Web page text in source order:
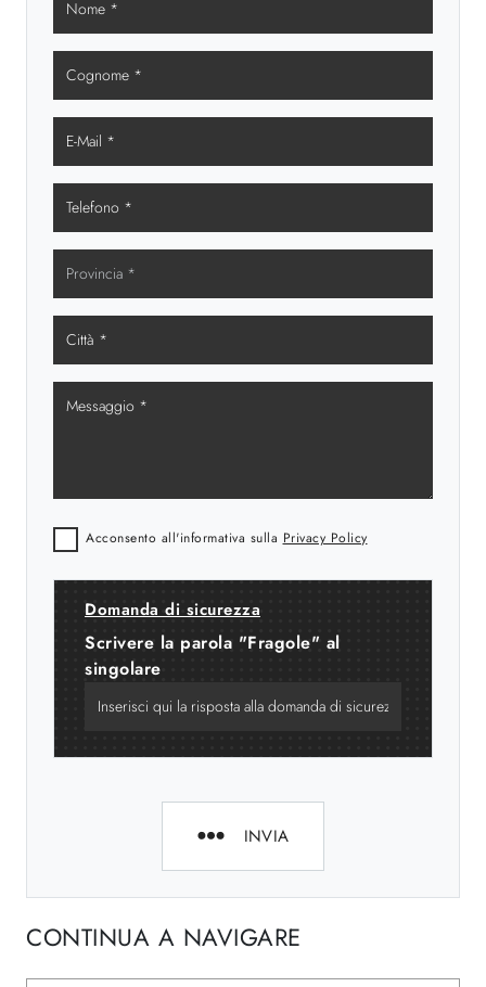
Acconsento all'informativa sulla Privacy Policy
Domanda di sicurezza
Scrivere la parola "Fragole" al
singolare
INVIA
CONTINUA A NAVIGARE